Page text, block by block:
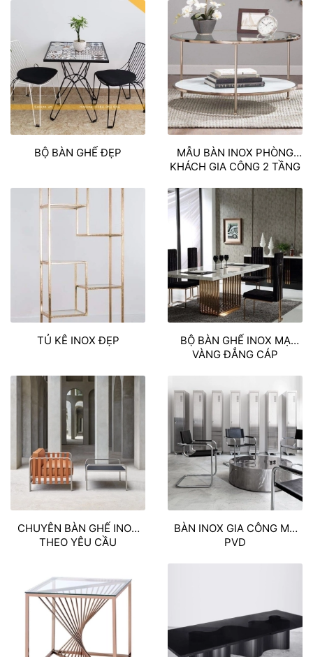
BỘ BÀN GHẾ ĐẸP
MẪU BÀN INOX PHÒNG
KHÁCH GIA CÔNG 2 TẦNG
TỦ KÊ INOX ĐẸP
BỘ BÀN GHẾ INOX MẠ
VÀNG ĐẲNG CÁP
CHUYÊN BÀN GHẾ INOX
THEO YÊU CẦU
BÀN INOX GIA CÔNG MẠ
PVD